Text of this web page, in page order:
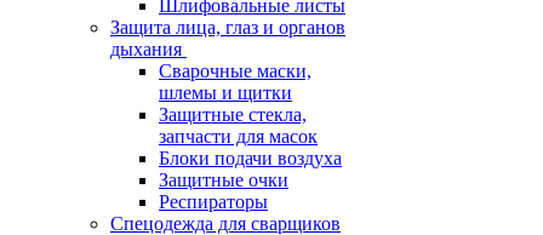
Шлифовальные листы
Защита лица, глаз и органов
дыхания
Сварочные маски,
шлемы и щитки
Защитные стекла,
запчасти для масок
Блоки подачи воздуха
Защитные очки
Респираторы
Спецодежда для сварщиков